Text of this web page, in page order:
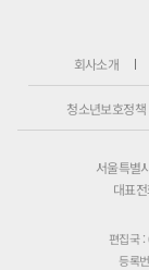
회사소개
청소년보호정책
서울특별
대표
편집국
등록